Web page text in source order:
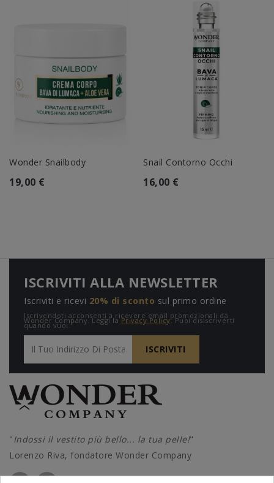
Wonder Snailbody
19,00 €
Snail Contorno Occhi
16,00 €
ISCRIVITI ALLA NEWSLETTER
Iscriviti e ricevi 20% di sconto sul primo ordine
Iscrivendoti acconsenti a ricevere email promozionali da
Wonder Company. Leggi laPrivacy Policy. Puoi disiscriverti
quando vuoi.
"Indossi il vestito più bello... la tua pelle!"
Lorenzo Riva, fondatore Wonder Company